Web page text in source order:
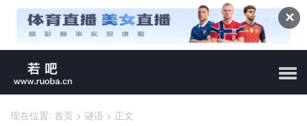
✕
现在位置: 首页 > 谜语 > 正文